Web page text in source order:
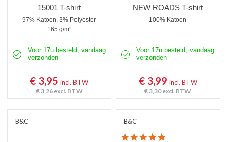
15001 T-shirt
97% Katoen, 3% Polyester
165 g/m²
Voor 17u besteld, vandaag
verzonden
€ 3,95incl. BTW
€ 3,26 excl. BTW
NEW ROADS T-shirt
100% Katoen
Voor 17u besteld, vandaag
verzonden
€ 3,99 incl. BTW
€ 3,30excl. BTW
B&C B&C
4.8 star rating